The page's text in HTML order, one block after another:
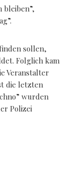
bleiben”,
sollen,
Folglich kam
Veranstalter
die letzten
wurden
Polizei